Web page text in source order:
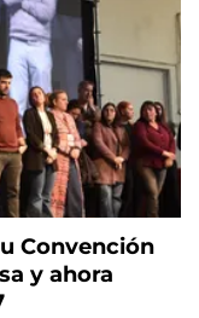
Convención
y ahora